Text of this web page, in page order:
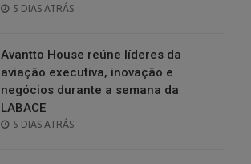
POSTED
5 DIAS ATRÁS
Avantto House reúne líderes da
aviação executiva, inovação e
negócios durante a semana da
LABACE
POSTED
5 DIAS ATRÁS